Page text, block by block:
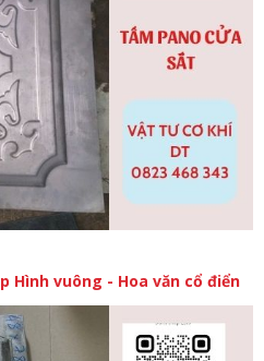
Hình vuông - Hoa văn cổ điển